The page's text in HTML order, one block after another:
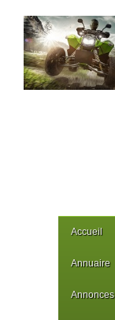
Accueil
Annuaire
Annonces